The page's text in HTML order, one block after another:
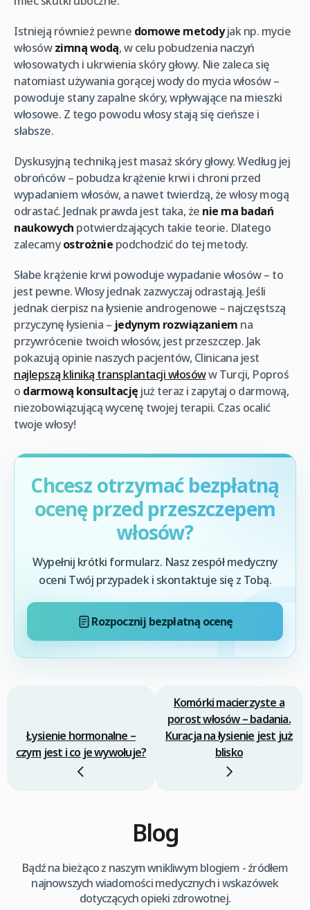
Istnieją również pewne domowe metodyjak np. mycie
włosówzimną wodą, w celu pobudzenia naczyń
włosowatych i ukrwienia skóry głowy. Nie zaleca się
natomiast używania gorącej wody do mycia włosów –
powoduje stany zapalne skóry, wpływające na mieszki
włosowe. Z tego powodu włosy stają się cieńsze i
słabsze.
Dyskusyjną techniką jest masaż skóry głowy. Według jej
obrońców – pobudza krążenie krwi i chroni przed
wypadaniem włosów, a nawet twierdzą, że włosy mogą
odrastać. Jednak prawda jest taka, że nie ma badań
naukowych potwierdzających takie teorie. Dlatego
zalecamyostrożnie podchodzić do tej metody.
Słabe krążenie krwi powoduje wypadanie włosów – to
jest pewne. Włosy jednak zazwyczaj odrastają. Jeśli
jednak cierpisz na łysienie androgenowe – najczęstszą
przyczynę łysienia – jedynym rozwiązaniem na
przywrócenie twoich włosów, jest przeszczep. Jak
pokazują opinie naszych pacjentów, Clinicana jest
najlepszą kliniką transplantacji włosóww Turcji, Poproś
o darmową konsultację już teraz i zapytaj o darmową,
niezobowiązującą wycenę twojej terapii. Czas ocalić
twoje włosy!
Chcesz otrzymać bezpłatną
ocenę przed przeszczepem
włosów?
Wypełnij krótki formularz. Nasz zespół medyczny
oceni Twój przypadek i skontaktuje się z Tobą.
Rozpocznij bezpłatną ocenę
Łysienie hormonalne –
czym jest i co je wywołuje?
Komórki macierzyste a
porost włosów – badania.
Kuracja na łysienie jest już
blisko
Blog
Bądź na bieżąco z naszym wnikliwym blogiem - źródłem
najnowszych wiadomości medycznych i wskazówek
dotyczących opieki zdrowotnej.